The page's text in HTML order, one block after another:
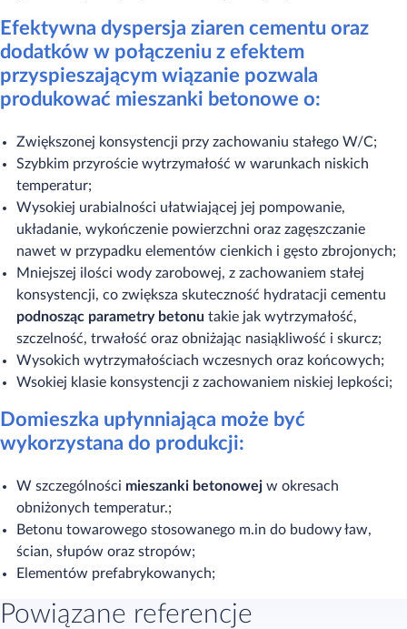
Efektywna dyspersja ziaren cementu oraz
dodatków w połączeniu z efektem
przyspieszającym wiązanie pozwala
produkować mieszanki betonowe o:
Zwiększonej konsystencji przy zachowaniu stałego W/C;
Szybkim przyroście wytrzymałość w warunkach niskich
temperatur;
Wysokiej urabialności ułatwiającej jej pompowanie,
układanie, wykończenie powierzchni oraz zagęszczanie
nawet w przypadku elementów cienkich i gęsto zbrojonych;
Mniejszej ilości wody zarobowej, z zachowaniem stałej
konsystencji, co zwiększa skuteczność hydratacji cementu
podnosząc parametry betonu takie jak wytrzymałość,
szczelność, trwałość oraz obniżając nasiąkliwość i skurcz;
Wysokich wytrzymałościach wczesnych oraz końcowych;
Wsokiej klasie konsystencji z zachowaniem niskiej lepkości;
Domieszka upłynniająca może być
wykorzystana do produkcji:
W szczególności mieszanki betonowej w okresach
obniżonych temperatur.;
Betonu towarowego stosowanego m.in do budowy ław,
ścian, słupów oraz stropów;
Elementów prefabrykowanych;
Powiązane referencje